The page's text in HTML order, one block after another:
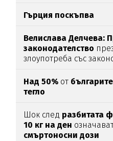
Гърция поскъпва
Велислава Делчева:
законодателство
злоупотреба със
Над 50% от българите
тегло
Шок след разбитата
10 кг на ден
смъртоносни дози